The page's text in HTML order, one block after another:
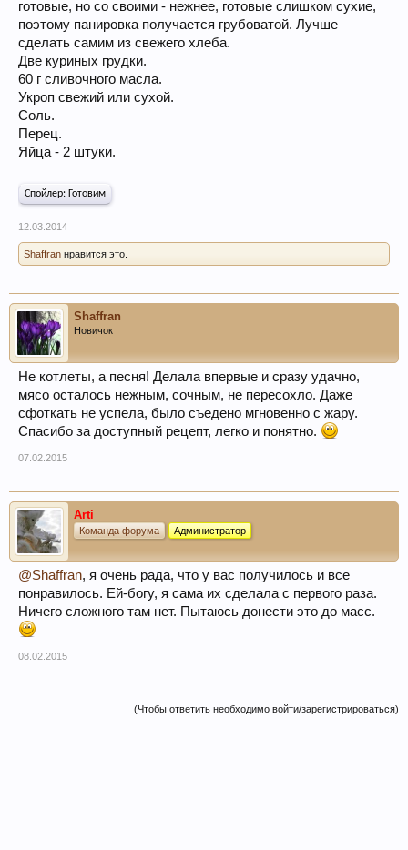
готовые, но со своими - нежнее, готовые слишком сухие,
поэтому панировка получается грубоватой. Лучше
сделать самим из свежего хлеба.
Две куриных грудки.
60 г сливочного масла.
Укроп свежий или сухой.
Соль.
Перец.
Яйца - 2 штуки.
Спойлер: Готовим
12.03.2014
Shaffran нравится это.
Shaffran
Новичок
Не котлеты, а песня! Делала впервые и сразу удачно,
мясо осталось нежным, сочным, не пересохло. Даже
сфоткать не успела, было съедено мгновенно с жару.
Спасибо за доступный рецепт, легко и понятно.
07.02.2015
Arti
Команда форума Администратор
@Shaffran, я очень рада, что у вас получилось и все
понравилось. Ей-богу, я сама их сделала с первого раза.
Ничего сложного там нет. Пытаюсь донести это до масс.
08.02.2015
(Чтобы ответить необходимо войти/зарегистрироваться)